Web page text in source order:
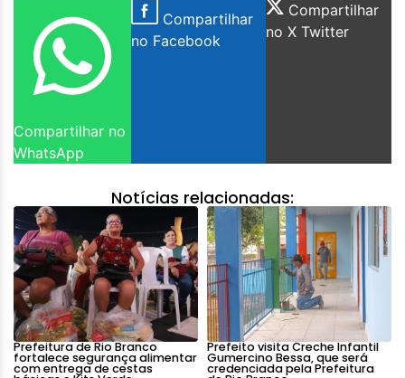
Compartilhar no
WhatsApp
Compartilhar
no Facebook
Compartilhar
no X Twitter
Notícias relacionadas:
Prefeitura de Rio Branco
fortalece segurança alimentar
com entrega de cestas
Prefeito visita Creche Infantil
Gumercino Bessa, que será
credenciada pela Prefeitura